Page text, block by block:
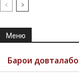
Меню
Барои